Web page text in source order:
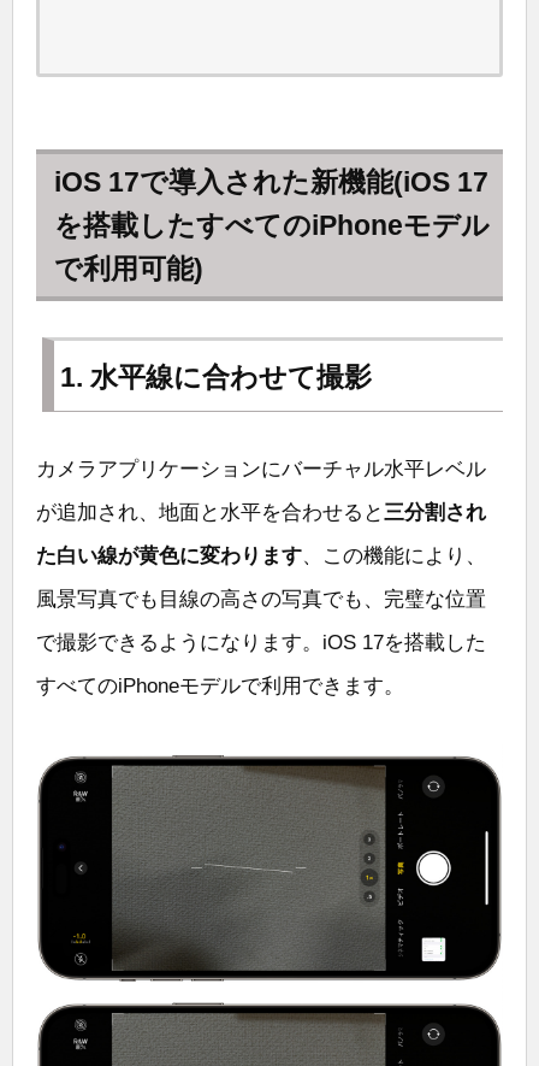
iOS 17で導入された新機能(iOS 17
を搭載したすべてのiPhoneモデル
で利用可能)
1. 水平線に合わせて撮影
カメラアプリケーションにバーチャル水平レベル
が追加され、地面と水平を合わせると 三分割され
た白い線が黄色に変わります、この機能により、
風景写真でも目線の高さの写真でも、完璧な位置
で撮影できるようになります。iOS 17を搭載した
すべてのiPhoneモデルで利用できます。